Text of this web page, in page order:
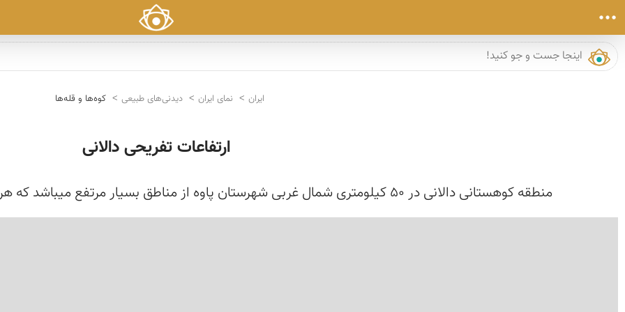
ایران نمای ایران دیدنی‌های طبیعی کوه‌ها و قله‌ها
ارتفاعات تفریحی دالانی
منطقه کوهستانی دالانی در 50 کیلومتری شمال غربی شهرستان پاوه از مناطق بسیار مرتفع میباشد که هر ساله گردشگران زیادی را متوجه خود میسازد.